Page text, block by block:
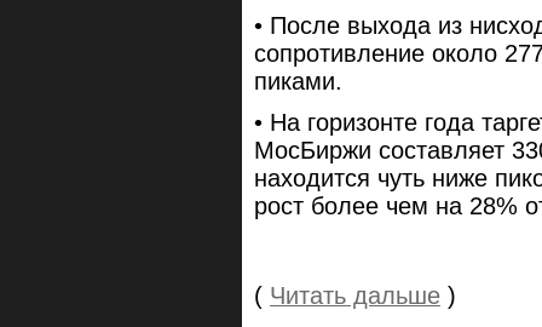
• После выхода из
сопротивление около
пиками.
• На горизонте года
МосБиржи составляет
находится чуть ниже
рост более чем на 28%
( Читать дальше )